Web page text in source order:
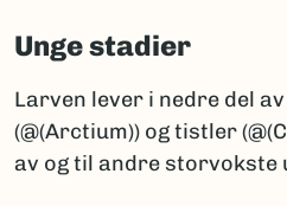
Unge stadier
Larven lever i nedre del
(@(Arctium)) og tistler
av og til andre storvokste